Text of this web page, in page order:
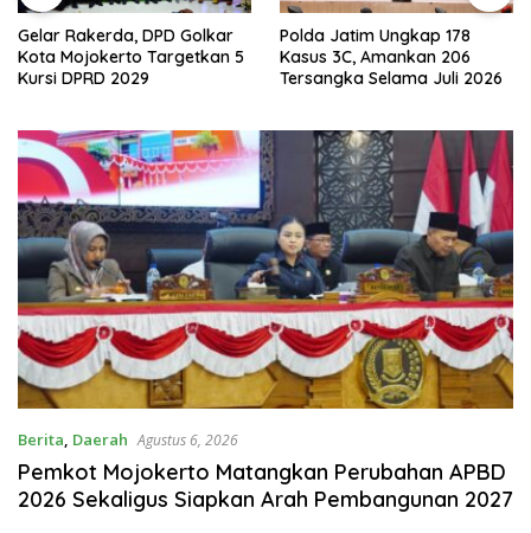
Gelar Rakerda, DPD Golkar
Kota Mojokerto Targetkan 5
Kursi DPRD 2029
Polda Jatim Ungkap 178
Kasus 3C, Amankan 206
Tersangka Selama Juli 2026
Berita, Daerah Agustus 6, 2026
Pemkot Mojokerto Matangkan Perubahan APBD
2026 Sekaligus Siapkan Arah Pembangunan 2027